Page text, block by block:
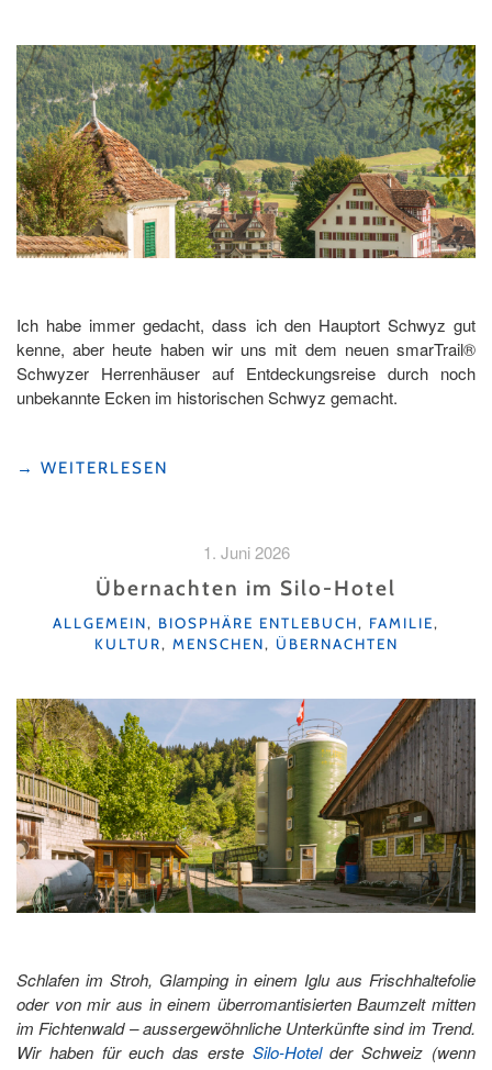
Ich habe immer gedacht, dass ich den Hauptort Schwyz gut
kenne, aber heute haben wir uns mit dem neuen smarTrail®
Schwyzer Herrenhäuser auf Entdeckungsreise durch noch
unbekannte Ecken im historischen Schwyz gemacht.
"AUF
SCHWYZ"
→ WEITERLESEN
1. Juni 2026
Übernachten im Silo-Hotel
KATEGORIEN
ALLGEMEIN, BIOSPHÄRE ENTLEBUCH, FAMILIE,
KULTUR, MENSCHEN, ÜBERNACHTEN
Schlafen im Stroh, Glamping in einem Iglu aus Frischhaltefolie
oder von mir aus in einem überromantisierten Baumzelt mitten
im Fichtenwald – aussergewöhnliche Unterkünfte sind im Trend.
Wir haben für euch das erste Silo-Hotelder Schweiz (wenn